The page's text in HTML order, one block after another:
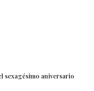
sexagésimo aniversario